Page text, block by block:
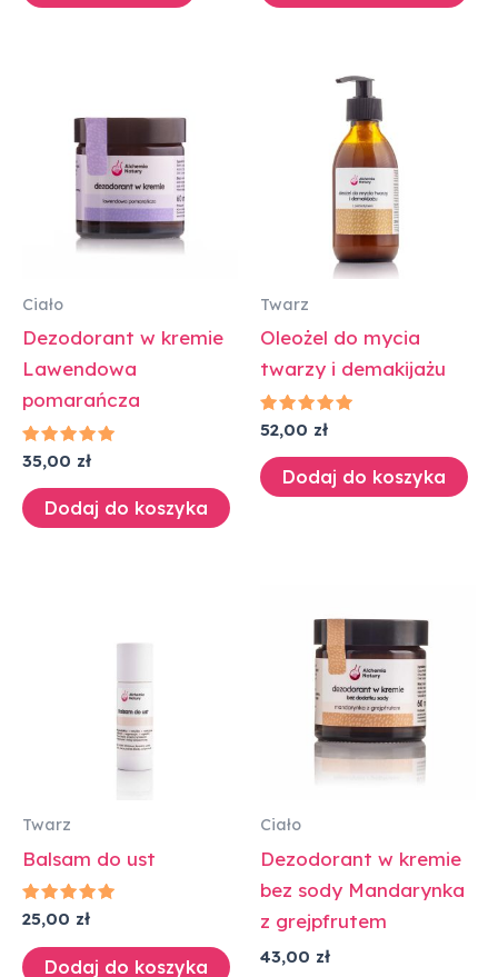
Ciało
Dezodorant w kremie
Lawendowa
pomarańcza
Oceniono
5.00
na 5
35,00 zł
Dodaj do koszyka
Twarz
Oleożel do mycia
twarzy i demakijażu
Oceniono
5.00
na 5
52,00 zł
Dodaj do koszyka
Twarz
Balsam do ust
Oceniono
5.00
na 5
25,00 zł
Dodaj do koszyka
Ciało
Dezodorant w kremie
bez sody Mandarynka
z grejpfrutem
43,00 zł